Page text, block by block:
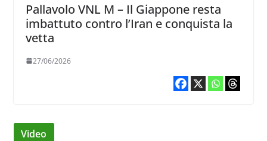
Pallavolo VNL M – Il Giappone resta
imbattuto contro l’Iran e conquista la
vetta
27/06/2026
Video